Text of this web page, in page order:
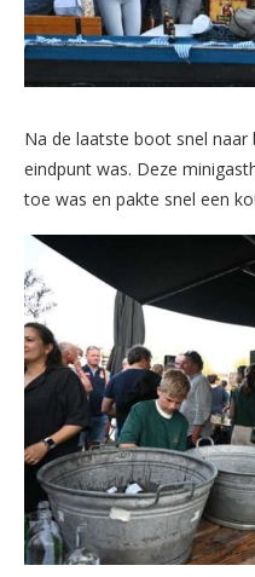
Na de laatste boot snel
eindpunt was. Deze
toe was en pakte snel een